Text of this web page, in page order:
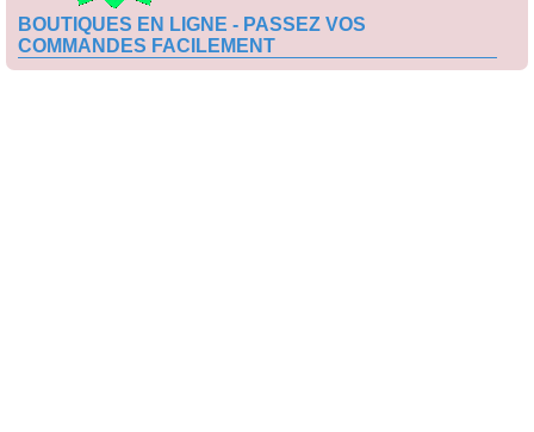
BOUTIQUES EN LIGNE - PASSEZ VOS
COMMANDES FACILEMENT